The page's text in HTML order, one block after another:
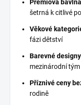
Prémiová
šetrná k citlivé
Věkové
fázi dětství
Barevné
mezinárodní
Příznivé ceny
rodině